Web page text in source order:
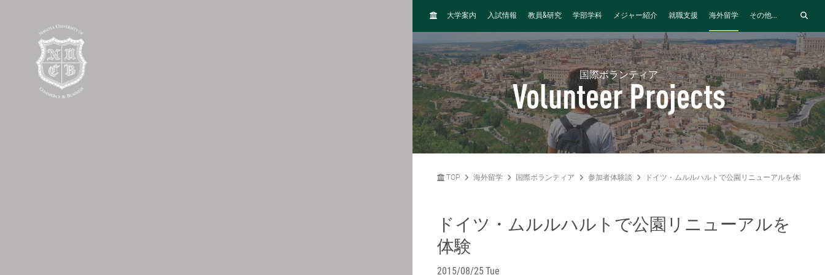
H
E
大学案内 入試情報 教員&研究 学部学科 メジャー紹介 就職支援 海外留学 その他...
国際ボランティア
Volunteer Projects
TOP 海外留学 国際ボランティア 参加者体験談 ドイツ・ムルルハルトで公園リニューアルを体験
ドイツ・ムルルハルトで公園リニューアルを
体験
2015/08/25 Tue